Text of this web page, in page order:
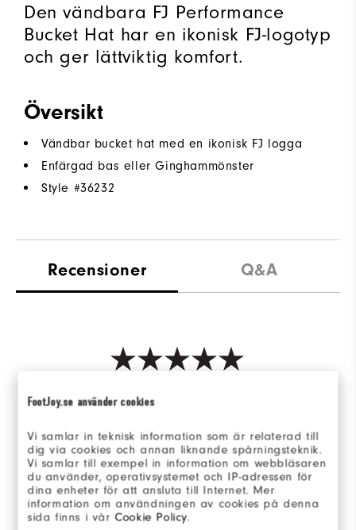
FootJoy.se använder cookies
Vi samlar in teknisk information som är relaterad till
dig via cookies och annan liknande spårningsteknik.
Vi samlar till exempel in information om webbläsaren
du använder, operativsystemet och IP-adressen för
dina enheter för att ansluta till Internet. Mer
information om användningen av cookies på denna
sida finns i vårCookie Policy.
Den vändbara FJ Performance
Bucket Hat har en ikonisk FJ-logotyp
och ger lättviktig komfort.
Översikt
Vändbar bucket hat med en ikonisk FJ logga
Enfärgad bas eller Ginghammönster
Style #36232
Recensioner Q&A
Share your thoughts with other customers.
SKRIV EN RECENSION